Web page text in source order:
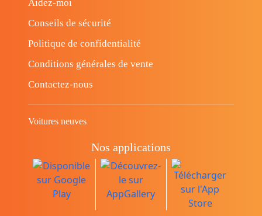
Aidez-moi
Conseils de sécurité
Politique de confidentialité
Conditions générales de vente
Contactez-nous
Voitures neuves
Nos applications